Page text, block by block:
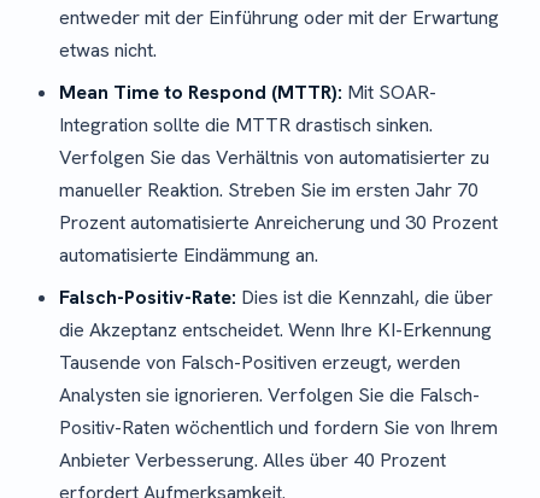
entweder mit der Einführung oder mit der Erwartung
etwas nicht.
Mean Time to Respond (MTTR): Mit SOAR-
Integration sollte die MTTR drastisch sinken.
Verfolgen Sie das Verhältnis von automatisierter zu
manueller Reaktion. Streben Sie im ersten Jahr 70
Prozent automatisierte Anreicherung und 30 Prozent
automatisierte Eindämmung an.
Falsch-Positiv-Rate: Dies ist die Kennzahl, die über
die Akzeptanz entscheidet. Wenn Ihre KI-Erkennung
Tausende von Falsch-Positiven erzeugt, werden
Analysten sie ignorieren. Verfolgen Sie die Falsch-
Positiv-Raten wöchentlich und fordern Sie von Ihrem
Anbieter Verbesserung. Alles über 40 Prozent
erfordert Aufmerksamkeit.